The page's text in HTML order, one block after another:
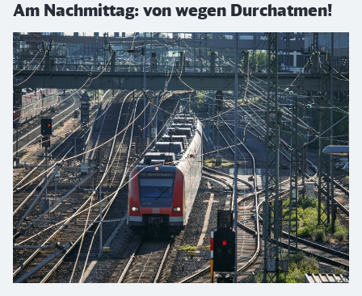
Am Nachmittag: von wegen Durchatmen!